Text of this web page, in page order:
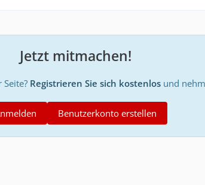
Jetzt mitmachen!
Registrieren Sie sich kostenlosund
Benutzerkonto erstellen